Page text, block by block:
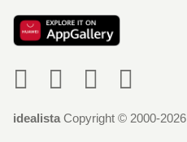
idealista Copyright © 2000-2026